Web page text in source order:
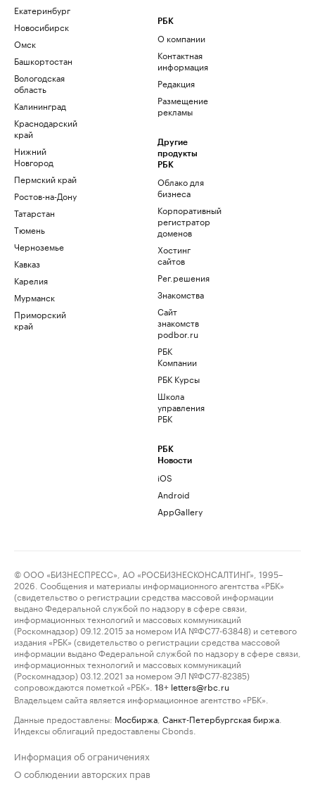
Екатеринбург
Новосибирск
Омск
Башкортостан
Вологодская
область
Калининград
Краснодарский
край
Нижний
Новгород
Пермский край
Ростов-на-Дону
Татарстан
Тюмень
Черноземье
Кавказ
Карелия
Мурманск
Приморский
край
РБК
О компании
Контактная
информация
Редакция
Размещение
рекламы
Другие
продукты
РБК
Облако для
бизнеса
Корпоративный
регистратор
доменов
Хостинг
сайтов
Рег.решения
Знакомства
Сайт
знакомств
podbor.ru
РБК
Компании
РБК Курсы
Школа
управления
РБК
РБК
Новости
iOS
Android
AppGallery
© ООО «БИЗНЕСПРЕСС», АО «РОСБИЗНЕСКОНСАЛТИНГ», 1995–
2026. Сообщения и материалы информационного агентства «РБК»
(свидетельство о регистрации средства массовой информации
выдано Федеральной службой по надзору в сфере связи,
информационных технологий и массовых коммуникаций
(Роскомнадзор) 09.12.2015 за номером ИА №ФС77-63848) и сетевого
издания «РБК» (свидетельство о регистрации средства массовой
информации выдано Федеральной службой по надзору в сфере связи,
информационных технологий и массовых коммуникаций
(Роскомнадзор) 03.12.2021 за номером ЭЛ №ФС77-82385)
сопровождаются пометкой «РБК».
18+ letters@rbc.ru
Владельцем сайта является информационное агентство «РБК».
Данные предоставлены: Мосбиржа Санкт-Петербургская биржа
Индексы облигаций предоставлены Cbonds.
Информация об ограничениях
О соблюдении авторских прав